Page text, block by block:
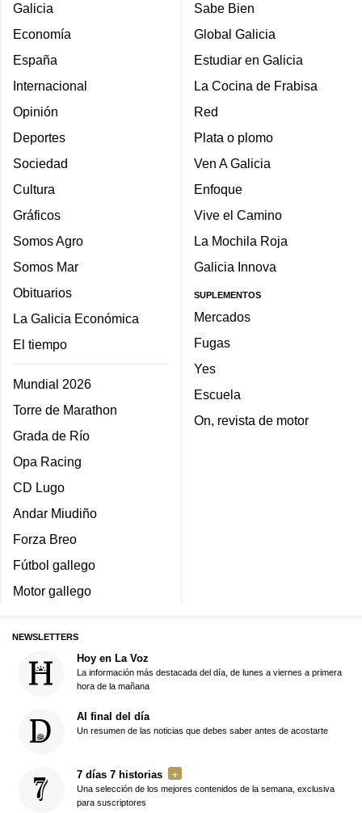
Galicia
Economía
España
Internacional
Opinión
Deportes
Sociedad
Cultura
Gráficos
Somos Agro
Somos Mar
Obituarios
La Galicia Económica
El tiempo
Mundial 2026
Torre de Marathon
Grada de Río
Opa Racing
CD Lugo
Andar Miudiño
Forza Breo
Fútbol gallego
Motor gallego
Sabe Bien
Global Galicia
Estudiar en Galicia
La Cocina de Frabisa
Red
Plata o plomo
Ven A Galicia
Enfoque
Vive el Camino
La Mochila Roja
Galicia Innova
SUPLEMENTOS
Mercados
Fugas
Yes
Escuela
On, revista de motor
NEWSLETTERS
Hoy en La Voz
La información más destacada del día, de lunes a viernes a primera
hora de la mañana
Al final del día
Un resumen de las noticias que debes saber antes de acostarte
7 días 7 historias
Una selección de los mejores contenidos de la semana, exclusiva
para suscriptores